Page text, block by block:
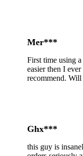
Mer***
First time using
easier then I
recommend.
Ghx***
this guy is